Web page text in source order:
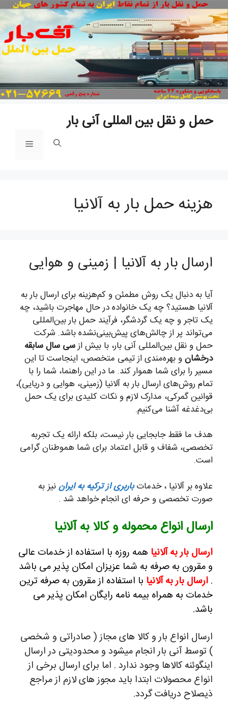
حمل و نقل بین المللی آنی بار
فهرست
هزینه حمل بار به آلانیا
ارسال بار به آلانیا | زمینی و هوایی
آیا به دنبال یک روش مطمئن و کم‌هزینه برای ارسال بار به
آلانیا هستید؟ چه یک خانواده در حال مهاجرت باشید، چه
یک تاجر و چه یک گردشگر، فرآیند حمل بار بین‌المللی
می‌تواند پر از چالش‌های پیش‌بینی‌نشده باشد. شرکت
حمل و نقل بین‌المللی آنی بار، با بیش ازسی سال سابقه
درخشانو بهره‌مندی از تیمی متخصص، اینجاست تا این
مسیر را برای شما هموار کند. ما در این راهنما، شما را با
تمام روش‌های ارسال بار به آلانیا (زمینی، هوایی و دریایی)،
قوانین گمرکی، مدارک لازم و نکات کلیدی برای یک حمل
بی‌دغدغه آشنا می‌کنیم.
هدف ما فقط جابجایی بار نیست، بلکه ارائه یک تجربه
تخصصی، شفاف و قابل اعتماد برای شما هموطنان گرامی
است.
علاوه بر آلانیا ، خدماتباربری از ترکیه به ایراننیز به
صورت تخصصی و حرفه ای انجام خواهد شد .
ارسال انواع محموله و کالا به آلانیا
ارسال بار به آلانیا همه روزه با استفاده از خدمات عالی
و مقرون به صرفه به شما عزیزان امکان پذیر می باشد
. ارسال بار به آلانیا با استفاده از مقرون به صرفه ترین
خدمات به همراه بیمه نامه رایگان امکان پذیر می
باشد.
ارسال انواع بار و کالا های مجاز ( صادراتی و شخصی
) توسط آنی بار انجام میشود و محدودیتی در ارسال
اینگوئنه کالاها وجود ندارد . اما برای ارسال برخی از
انواع محصولات ابتدا باید مجوز های لازم از مراجع
ذیصلاح دریافت گردد.